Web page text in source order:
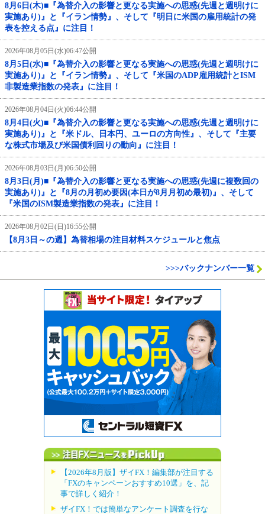
8月6日(木)■『為替介入の影響と更なる実施への思惑(先週と週明けに
実施あり)』と『イラン情勢』、そして『明日に米国の雇用統計の発
表を控える点』に注目！
2026年08月05日(水)06:47公開
8月5日(水)■『為替介入の影響と更なる実施への思惑(先週と週明けに
実施あり)』と『イラン情勢』、そして『米国のADP雇用統計とISM
非製造業指数の発表』に注目！
2026年08月04日(火)06:44公開
8月4日(火)■『為替介入の影響と更なる実施への思惑(先週と週明けに
実施あり)』と『米ドル、日本円、ユーロの方向性』、そして『主要
な株式市場及び米国債利回りの動向』に注目！
2026年08月03日(月)06:50公開
8月3日(月)■『為替介入の影響と更なる実施への思惑(先週に複数回の
実施あり)』と『8月の月初め要因(本日が8月月初め最初)』、そして
『米国のISM製造業指数の発表』に注目！
2026年08月02日(日)16:55公開
【8月3日～の週】為替相場の注目材料スケジュールと焦点
>>>バックナンバー一覧
【2026年8月版】ザイFX！編集部が注目する
「FXのキャンペーンおすすめ10選」を、記
事で詳しく紹介！
ザイFX！では簡単なアンケート調査を行な